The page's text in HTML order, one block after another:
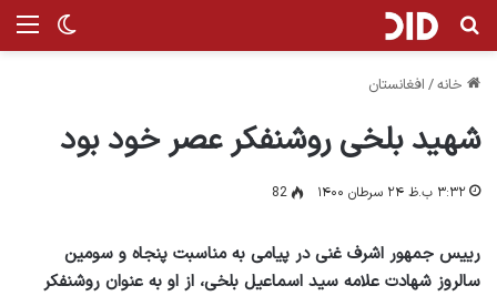
تغییر جستجو برای
خانه/ افغانستان
شهید بلخی روشنفکر عصر خود بود
۳:۳۲ ب.ظ ۲۴ سرطان ۱۴۰۰ 82
رییس جمهور اشرف غنی در پیامی به مناسبت پنجاه و سومین
سالروز شهادت علامه سید اسماعیل بلخی، از او به عنوان روشنفکر